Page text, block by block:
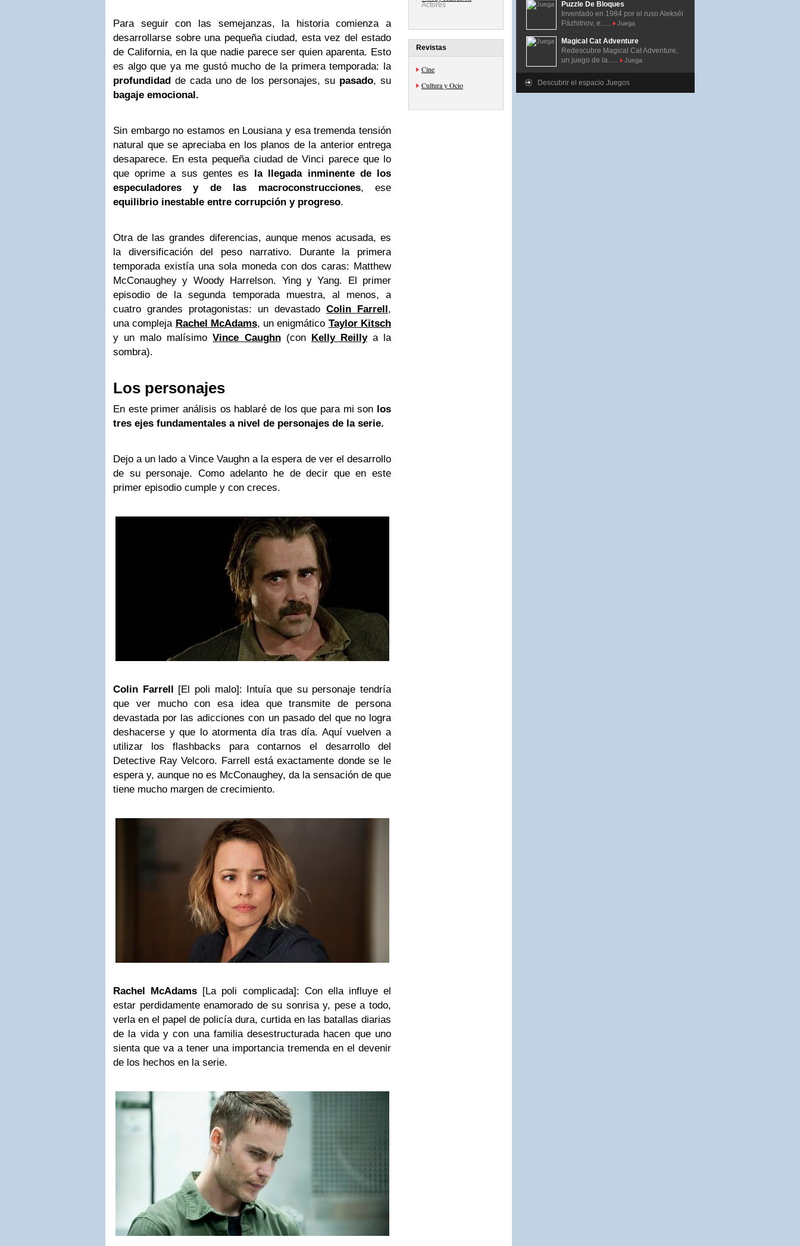
Para seguir con las semejanzas, la historia comienza a
desarrollarse sobre una pequeña ciudad, esta vez del estado
de California, en la que nadie parece ser quien aparenta. Esto
es algo que ya me gustó mucho de la primera temporada: la
profundidad de cada uno de los personajes, su pasado, su
bagaje emocional.
Sin embargo no estamos en Lousiana y esa tremenda tensión
natural que se apreciaba en los planos de la anterior entrega
desaparece. En esta pequeña ciudad de Vinci parece que lo
que oprime a sus gentes es la llegada inminente de los
especuladores y de las macroconstrucciones, ese
equilibrio inestable entre corrupción y progreso.
Otra de las grandes diferencias, aunque menos acusada, es
la diversificación del peso narrativo. Durante la primera
temporada existía una sola moneda con dos caras: Matthew
McConaughey y Woody Harrelson. Ying y Yang. El primer
episodio de la segunda temporada muestra, al menos, a
cuatro grandes protagonistas: un devastado Colin Farrell,
una compleja Rachel McAdams, un enigmático Taylor Kitsch
y un malo malísimoVince Caughn(con Kelly Reillya la
sombra).
Los personajes
En este primer análisis os hablaré de los que para mi son los
tres ejes fundamentales a nivel de personajes de la serie.
Dejo a un lado a Vince Vaughn a la espera de ver el desarrollo
de su personaje. Como adelanto he de decir que en este
primer episodio cumple y con creces.
Colin Farrell [El poli malo]: Intuía que su personaje tendría
que ver mucho con esa idea que transmite de persona
devastada por las adicciones con un pasado del que no logra
deshacerse y que lo atormenta día tras día. Aquí vuelven a
utilizar los flashbacks para contarnos el desarrollo del
Detective Ray Velcoro. Farrell está exactamente donde se le
espera y, aunque no es McConaughey, da la sensación de que
tiene mucho margen de crecimiento.
Rachel McAdams [La poli complicada]: Con ella influye el
estar perdidamente enamorado de su sonrisa y, pese a todo,
verla en el papel de policía dura, curtida en las batallas diarias
de la vida y con una familia desestructurada hacen que uno
sienta que va a tener una importancia tremenda en el devenir
de los hechos en la serie.
Actores
Revistas
Cine
Cultura y Ocio
Puzzle De Bloques
Inventado en 1984 por el ruso Alekséi
Pázhitnov, e......
Juega
Magical Cat Adventure
Redescubre Magical Cat Adventure,
un juego de la......
Juega
Descubrir el espacio Juegos